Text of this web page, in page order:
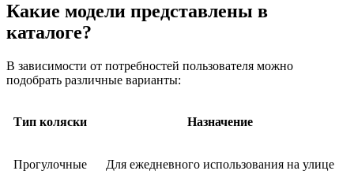
Какие модели представлены в
каталоге?
В зависимости от потребностей пользователя можно
подобрать различные варианты:
Тип коляски Назначение
Прогулочные Для ежедневного использования на улице